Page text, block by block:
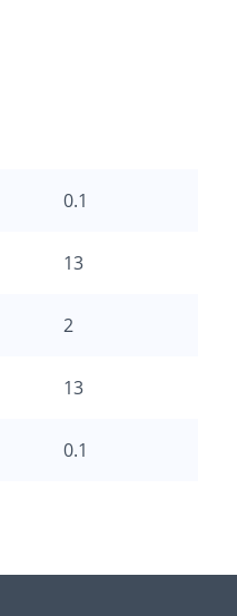
0.1
13
2
13
0.1